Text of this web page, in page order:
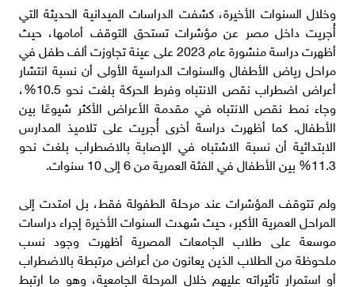
وخلال السنوات الأخيرة، كشفت الدراسات الميدانية الحديثة التي
أُجريت داخل مصر عن مؤشرات تستحق التوقف أمامها، حيث
أظهرت دراسة منشورة عام 2023 على عينة تجاوزت ألف طفل في
مراحل رياض الأطفال والسنوات الدراسية الأولى أن نسبة انتشار
أعراض اضطراب نقص الانتباه وفرط الحركة بلغت نحو 10.5%،
وجاء نمط نقص الانتباه في مقدمة الأعراض الأكثر شيوعًا بين
الأطفال. كما أظهرت دراسة أخرى أُجريت على تلاميذ المدارس
الابتدائية أن نسبة الاشتباه في الإصابة بالاضطراب بلغت نحو
11.3% بين الأطفال في الفئة العمرية من 6 إلى 10 سنوات.
ولم تتوقف المؤشرات عند مرحلة الطفولة فقط، بل امتدت إلى
المراحل العمرية الأكبر، حيث شهدت السنوات الأخيرة إجراء دراسات
موسعة على طلاب الجامعات المصرية أظهرت وجود نسب
ملحوظة من الطلاب الذين يعانون من أعراض مرتبطة بالاضطراب
أو استمرار تأثيراته عليهم خلال المرحلة الجامعية، وهو ما ارتبط